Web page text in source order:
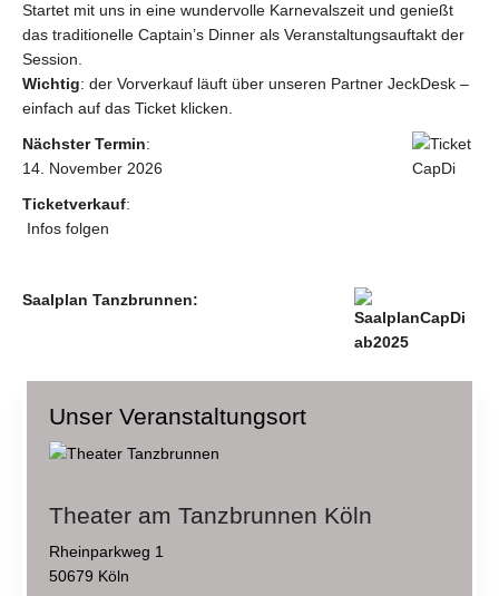
Startet mit uns in eine wundervolle Karnevalszeit und genießt
das traditionelle Captain’s Dinner als Veranstaltungsauftakt der
Session.
Wichtig: der Vorverkauf läuft über unseren Partner JeckDesk –
einfach auf das Ticket klicken.
Nächster Termin:
14. November 2026
Ticketverkauf:
Infos folgen
Saalplan Tanzbrunnen:
Unser Veranstaltungsort
Theater am Tanzbrunnen Köln
Rheinparkweg 1
50679 Köln